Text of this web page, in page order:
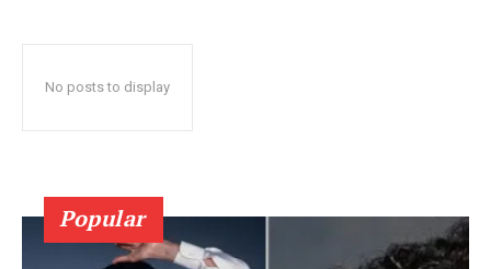
No posts to display
Popular